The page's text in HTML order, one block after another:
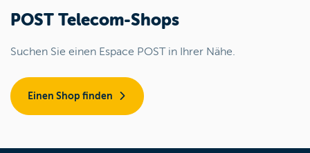
POST Telecom-Shops
Suchen Sie einen Espace POST in Ihrer Nähe.
Einen Shop finden